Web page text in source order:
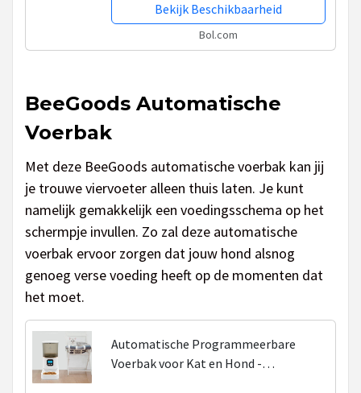
Bekijk Beschikbaarheid
Bol.com
BeeGoods Automatische
Voerbak
Met deze BeeGoods automatische voerbak kan jij
je trouwe viervoeter alleen thuis laten. Je kunt
namelijk gemakkelijk een voedingsschema op het
schermpje invullen. Zo zal deze automatische
voerbak ervoor zorgen dat jouw hond alsnog
genoeg verse voeding heeft op de momenten dat
het moet.
Automatische Programmeerbare
Voerbak voor Kat en Hond -